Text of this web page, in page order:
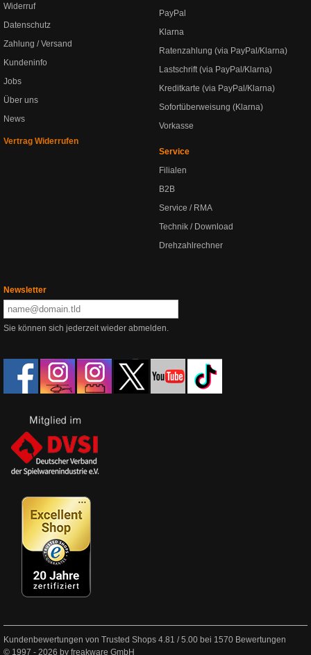
Widerruf
Datenschutz
Zahlung / Versand
Kundeninfo
Jobs
Über uns
News
Vertrag Widerrufen
PayPal
Klarna
Ratenzahlung (via PayPal/Klarna)
Lastschrift (via PayPal/Klarna)
Kreditkarte (via PayPal/Klarna)
Sofortüberweisung (Klarna)
Vorkasse
Service
Filialen
B2B
Service / RMA
Technik / Download
Drehzahlrechner
Newsletter
Sie können sich jederzeit wieder abmelden.
Kundenbewertungen von Trusted Shops 4.81 /5.00 bei 1570 Bewertungen
© 1997 - 2026 by freakware GmbH